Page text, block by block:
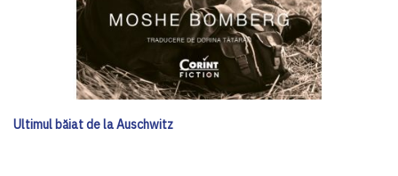
Ultimul băiat de la Auschwitz